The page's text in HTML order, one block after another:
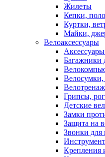
Жилеты
Кепки,
Куртки,
Майки,
Велоаксессуары
Багажники
Грипсы,
Детские
Замки
Защита на
Звонки для
Крепления